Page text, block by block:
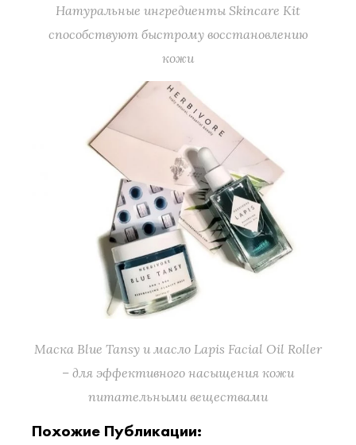
Натуральные ингредиенты Skincare Kit
способствуют быстрому восстановлению
кожи
Маска Blue Tansy и масло Lapis Facial Oil Roller
– для эффективного насыщения кожи
питательными веществами
Похожие Публикации: